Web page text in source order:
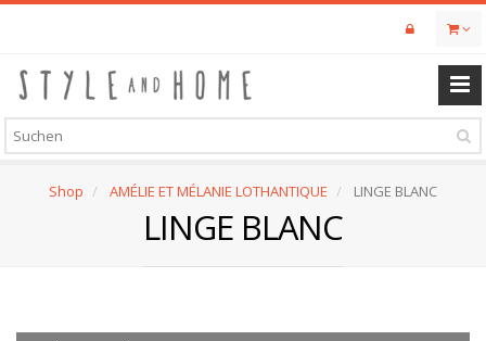
Skip
content
Shop AMÉLIE ET MÉLANIE LOTHANTIQUE LINGE BLANC
LINGE BLANC